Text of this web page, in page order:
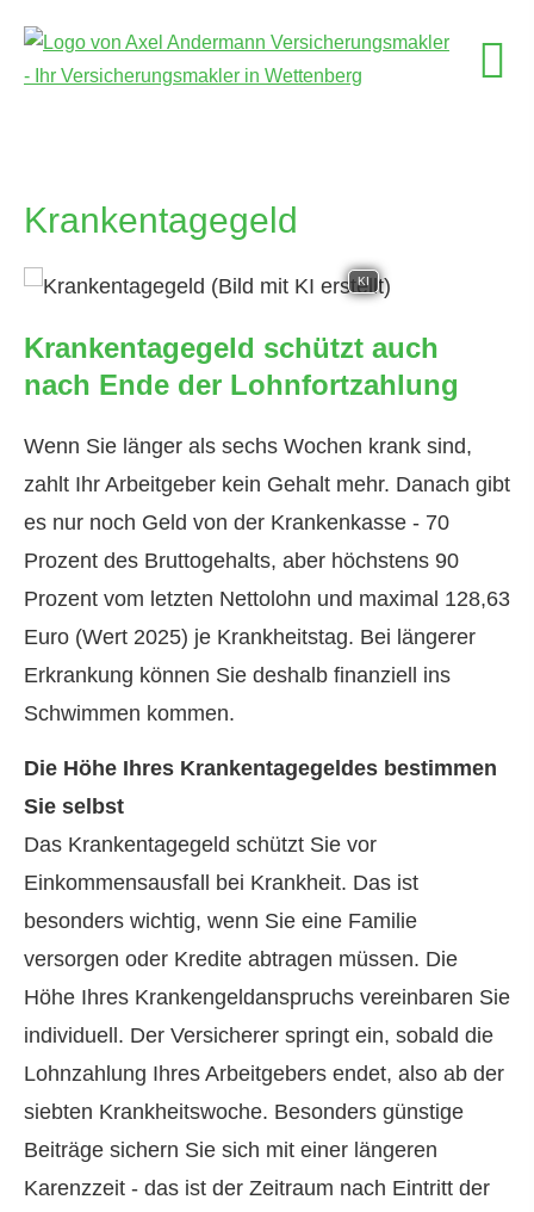
Krankentagegeld
KI
Krankentagegeld schützt auch
nach Ende der Lohnfortzahlung
Wenn Sie länger als sechs Wochen krank sind,
zahlt Ihr Arbeitgeber kein Gehalt mehr. Danach gibt
es nur noch Geld von der Krankenkasse - 70
Prozent des Bruttogehalts, aber höchstens 90
Prozent vom letzten Nettolohn und maximal 128,63
Euro (Wert 2025) je Krankheitstag. Bei längerer
Erkrankung können Sie deshalb finanziell ins
Schwimmen kommen.
Die Höhe Ihres Krankentagegeldes bestimmen
Sie selbst
Das Krankentagegeld schützt Sie vor
Einkommensausfall bei Krankheit. Das ist
besonders wichtig, wenn Sie eine Familie
versorgen oder Kredite abtragen müssen. Die
Höhe Ihres Krankengeldanspruchs vereinbaren Sie
individuell. Der Versicherer springt ein, sobald die
Lohnzahlung Ihres Arbeitgebers endet, also ab der
siebten Krankheitswoche. Besonders günstige
Beiträge sichern Sie sich mit einer längeren
Karenzzeit - das ist der Zeitraum nach Eintritt der